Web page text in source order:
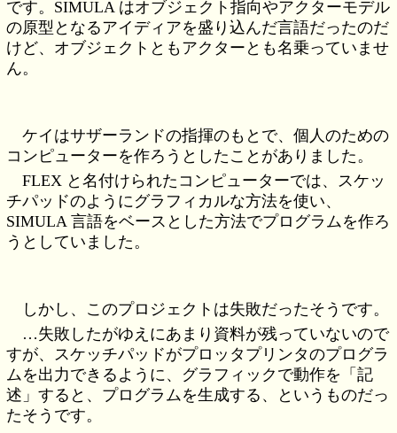
です。SIMULA はオブジェクト指向やアクターモデル
の原型となるアイディアを盛り込んだ言語だったのだ
けど、オブジェクトともアクターとも名乗っていませ
ん。
ケイはサザーランドの指揮のもとで、個人のための
コンピューターを作ろうとしたことがありました。
FLEX と名付けられたコンピューターでは、スケッ
チパッドのようにグラフィカルな方法を使い、
SIMULA 言語をベースとした方法でプログラムを作ろ
うとしていました。
しかし、このプロジェクトは失敗だったそうです。
…失敗したがゆえにあまり資料が残っていないので
すが、スケッチパッドがプロッタプリンタのプログラ
ムを出力できるように、グラフィックで動作を「記
述」すると、プログラムを生成する、というものだっ
たそうです。